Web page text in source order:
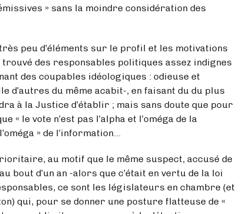
» sans la moindre considération des
peu d’éléments sur le profil et les motivations
des responsables politiques assez indignes
des coupables idéologiques : odieuse et
d’autres du même acabit-, en faisant du du plus
à la Justice d’établir ; mais sans doute que pour
le vote n’est pas l’alpha et l’oméga de la
» de l’information…
au motif que le même suspect, accusé de
d’un an -alors que c’était en vertu de la loi
ce sont les législateurs en chambre (et
qui, pour se donner une posture flatteuse de «